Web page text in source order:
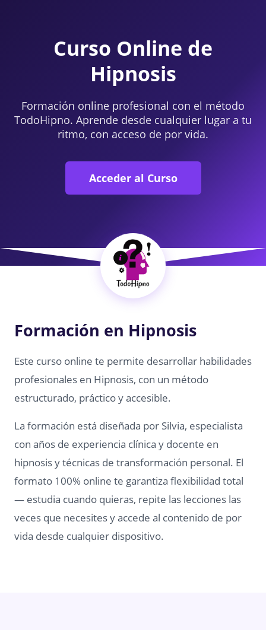
Curso Online de
Hipnosis
Formación online profesional con el método
TodoHipno. Aprende desde cualquier lugar a tu
ritmo, con acceso de por vida.
Acceder al Curso
Formación en Hipnosis
Este curso online te permite desarrollar habilidades
profesionales en Hipnosis, con un método
estructurado, práctico y accesible.
La formación está diseñada por Silvia, especialista
con años de experiencia clínica y docente en
hipnosis y técnicas de transformación personal. El
formato 100% online te garantiza flexibilidad total
— estudia cuando quieras, repite las lecciones las
veces que necesites y accede al contenido de por
vida desde cualquier dispositivo.